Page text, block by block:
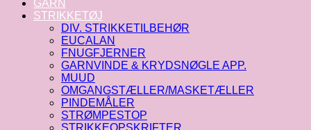
GARN
STRIKKETØJ
DIV. STRIKKETILBEHØR
EUCALAN
FNUGFJERNER
GARNVINDE & KRYDSNØGLE APP.
MUUD
OMGANGSTÆLLER/MASKETÆLLER
PINDEMÅLER
STRØMPESTOP
STRIKKEOPSKRIFTER